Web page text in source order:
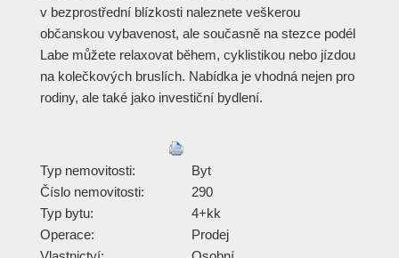
v bezprostřední blízkosti naleznete veškerou
občanskou vybavenost, ale současně na stezce podél
Labe můžete relaxovat během, cyklistikou nebo jízdou
na kolečkových bruslích. Nabídka je vhodná nejen pro
rodiny, ale také jako investiční bydlení.
Typ nemovitosti:
Byt
Číslo nemovitosti:
290
Typ bytu:
4+kk
Operace:
Prodej